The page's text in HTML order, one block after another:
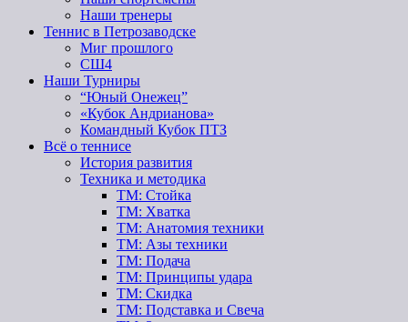
Наши тренеры
Теннис в Петрозаводске
Миг прошлого
СШ4
Наши Турниры
“Юный Онежец”
«Кубок Андрианова»
Командный Кубок ПТЗ
Всё о теннисе
История развития
Техника и методика
ТМ: Стойка
ТМ: Хватка
ТМ: Анатомия техники
ТМ: Азы техники
ТМ: Подача
ТМ: Принципы удара
ТМ: Скидка
ТМ: Подставка и Свеча